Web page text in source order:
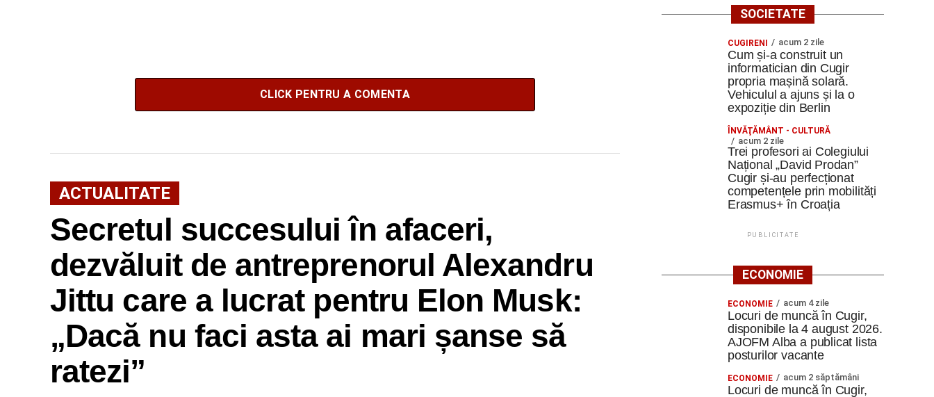
CLICK PENTRU A COMENTA
ACTUALITATE
Secretul succesului în afaceri,
dezvăluit de antreprenorul Alexandru
Jittu care a lucrat pentru Elon Musk:
„Dacă nu faci asta ai mari șanse să
ratezi”
SOCIETATE
CUGIRENI acum 2 zile
Cum și-a construit un
informatician din Cugir
propria mașină solară.
Vehiculul a ajuns și la o
expoziție din Berlin
ÎNVĂŢĂMÂNT - CULTURĂ
acum 2 zile
Trei profesori ai Colegiului
Național „David Prodan”
Cugir și-au perfecționat
competențele prin mobilități
Erasmus+ în Croația
PUBLICITATE
ECONOMIE
ECONOMIE acum 4 zile
Locuri de muncă în Cugir,
disponibile la 4 august 2026.
AJOFM Alba a publicat lista
posturilor vacante
ECONOMIE acum 2 săptămâni
Locuri de muncă în Cugir,